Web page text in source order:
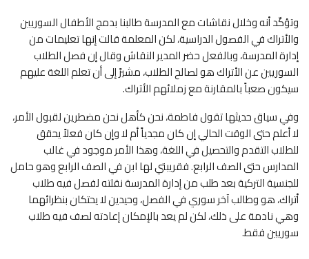
وتؤكّد أنه وخلال نقاشات مع المدرسة طالبنا بدمج الأطفال السوريين
والأتراك في الفصول الدراسية، لكن المعلمة قالت إنها تعليمات من
إدارة المدرسة، وبالفعل حضر المدير النقاش وقال إن فصل الطلاب
السوريين عن الأتراك هو لصالح الطلاب، مشيرً إلى أن تعلم اللغة عليهم
سيكون صعباً بالمقارنة مع زملائهم الأتراك.
وفي سياق حديثها تقول فاطمة، نحن كأهل نحن مضطرين لقبول الأمر،
لا أعلم حتى الوقت الحالي إن كان مجدياً أم لا وإن كان فعلاً يحقق
للطلاب التقدم والتحصيل في اللغة، وهذا الأمر موجود في غالب
المدارس حتى الصف الرابع. فقريبتي لها ابن في الصف الرابع وهو حامل
للجنسية التركية بعد طلب من إدارة المدرسة نقلته لفصل فيه طلاب
أتراك، هو وطالب آخر سوري في الفصل، وحيدين لا يحتكان بنظرائهما
وهي نادمة على ذلك، لكن لم يعد بالإمكان إعادته لصف فيه طلاب
سوريين فقط.